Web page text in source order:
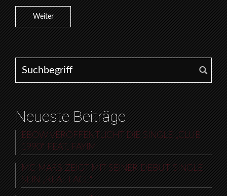
Weiter
Search for:
Neueste Beiträge
EBOW VERÖFFENTLICHT DIE SINGLE „CLUB
1990“ FEAT. FAYIM
MC MARS ZEIGT MIT SEINER DEBUT-SINGLE
SEIN „REAL FACE“